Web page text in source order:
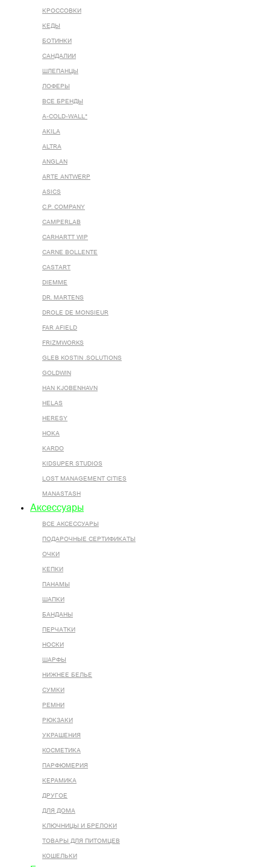
КРОССОВКИ
КЕДЫ
БОТИНКИ
САНДАЛИИ
ШЛЕПАНЦЫ
ЛОФЕРЫ
ВСЕ БРЕНДЫ
A-COLD-WALL*
AKILA
ALTRA
ANGLAN
ARTE ANTWERP
ASICS
C.P. COMPANY
CAMPERLAB
CARHARTT WIP
CARNE BOLLENTE
CASTART
DIEMME
DR. MARTENS
DROLE DE MONSIEUR
FAR AFIELD
FRIZMWORKS
GLEB KOSTIN .SOLUTIONS
GOLDWIN
HAN KJOBENHAVN
HELAS
HERESY
HOKA
KARDO
KIDSUPER STUDIOS
LOST MANAGEMENT CITIES
MANASTASH
Аксессуары
ВСЕ AКСЕССУАРЫ
ПОДАРОЧНЫЕ СЕРТИФИКАТЫ
ОЧКИ
КЕПКИ
ПАНАМЫ
ШАПКИ
БАНДАНЫ
ПЕРЧАТКИ
НОСКИ
ШАРФЫ
НИЖНЕЕ БЕЛЬЕ
СУМКИ
РЕМНИ
РЮКЗАКИ
УКРАШЕНИЯ
КОСМЕТИКА
ПАРФЮМЕРИЯ
КЕРАМИКА
ДРУГОЕ
ДЛЯ ДОМА
КЛЮЧНИЦЫ И БРЕЛОКИ
ТОВАРЫ ДЛЯ ПИТОМЦЕВ
КОШЕЛЬКИ